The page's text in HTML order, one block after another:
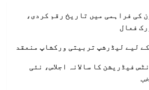
کی فراہمی میں تاریخ رقم کردی،
فعال
لیے لیڈرشپ تربیتی ورکشاپ منعقد
فیڈریشن کا سالانہ اجلاس، نئی